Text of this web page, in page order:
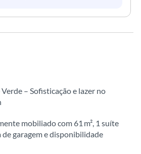
– Sofisticação e lazer no
mobiliado com 61 m², 1 suíte
de garagem e disponibilidade